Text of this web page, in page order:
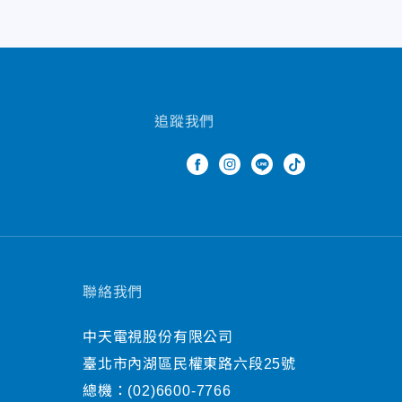
追蹤我們
聯絡我們
中天電視股份有限公司
臺北市內湖區民權東路六段25號
總機： (02)6600-7766